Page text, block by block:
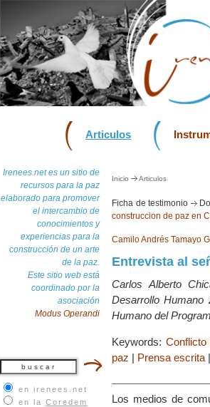
Articulos
Irenees.net es un sitio de
recursos para la paz
elaborado para promover
el intercambio de
conocimientos y
experiencias para la
construcción de un arte
de la paz.
Este sitio web está
coordinado por la
asociación
Modus Operandi
en irenees.net
en la Coredem
Inicio Articulos
Ficha de testimonio
construccion de paz en
Camilo Andrés Tamayo
Entrevista al
Carlos Alberto
Desarrollo Humano
Humano del
Keywords: Conflicto
paz | Prensa escrita |
Los medios de